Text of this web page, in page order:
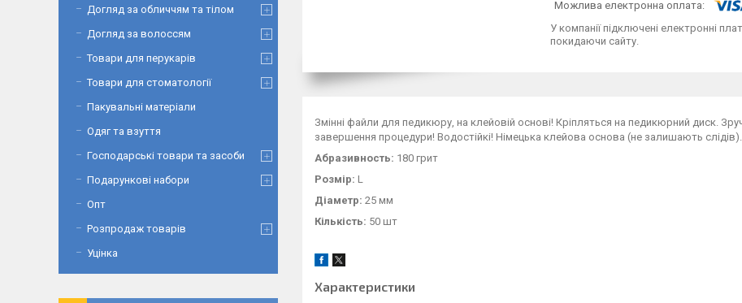
У компанії підключені електронні
покидаючи сайту.
Змінні файли для педикюру, на клейовій основі! Кріпляться на педикюрний диск.
завершення процедури! Водостійкі! Німецька клейова основа (не залишають
Абразивность: 180 грит
Розмір: L
Діаметр: 25 мм
Кількість: 50 шт
Характеристики
Догляд за обличчям та тілом
Догляд за волоссям
Товари для перукарів
Товари для стоматології
Пакувальні матеріали
Одяг та взуття
Господарські товари та засоби
Подарункові набори
Опт
Розпродаж товарів
Уцінка